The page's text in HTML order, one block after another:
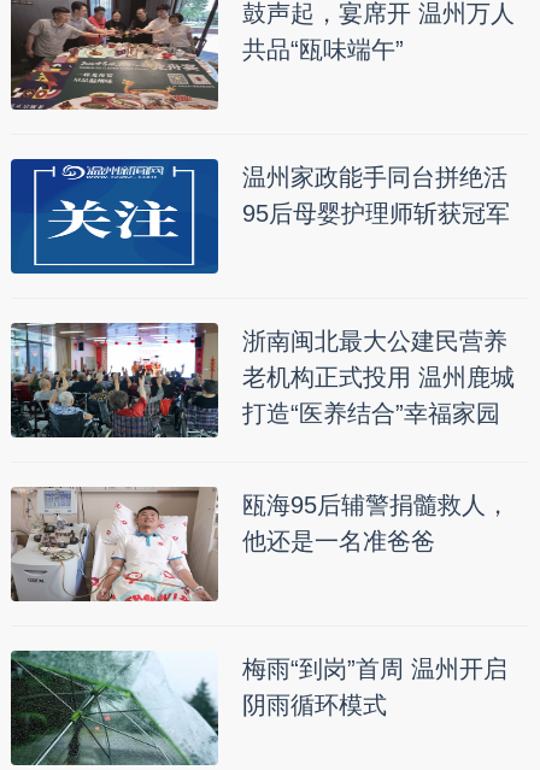
鼓声起，宴席开 温州万人
共品“瓯味端午”
温州家政能手同台拼绝活
95后母婴护理师斩获冠军
浙南闽北最大公建民营养
老机构正式投用 温州鹿城
打造“医养结合”幸福家园
瓯海95后辅警捐髓救人，
他还是一名准爸爸
梅雨“到岗”首周 温州开启
阴雨循环模式